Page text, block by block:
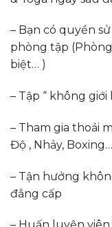
– Bạn có quyền
phòng tập
biệt… )
– Tập “ không
– Tham gia thoải
Độ , Nhảy, Boxing…
– Tận hưởng
đẳng cấp